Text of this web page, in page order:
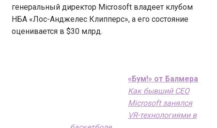
генеральный директор Microsoft владеет клубом
НБА «Лос-Анджелес Клипперс», а его состояние
оценивается в $30 млрд.
«Бум!» от Балмера
Как бывший CEO
Microsoft занялся
VR-технологиями в